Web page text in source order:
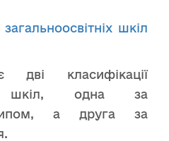
шкіл
дві класифікації
шкіл, одна за
типом, а друга за